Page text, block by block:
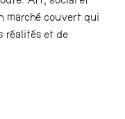
marché couvert qui
réalités et de